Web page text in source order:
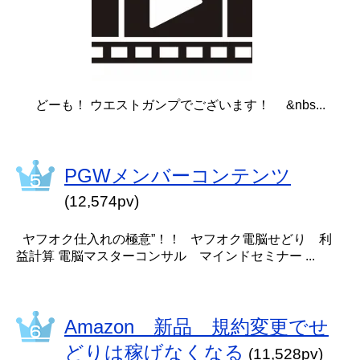
どーも！ ウエストガンプでございます！ &nbs...
PGWメンバーコンテンツ
(12,574pv)
ヤフオク仕入れの極意”！！ ヤフオク電脳せどり 利
益計算 電脳マスターコンサル マインドセミナー ...
Amazon 新品 規約変更でせ
どりは稼げなくなる (11,528pv)